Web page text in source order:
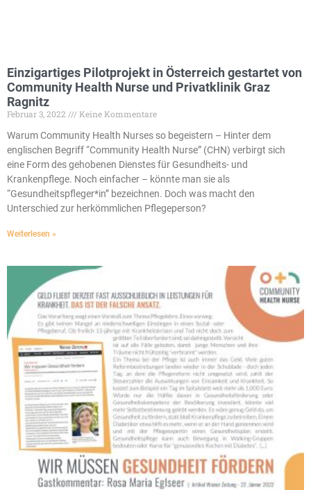
Einzigartiges Pilotprojekt in Österreich gestartet von
Community Health Nurse und Privatklinik Graz
Ragnitz
Februar 3, 2022
Keine Kommentare
Warum Community Health Nurses so begeistern – Hinter dem
englischen Begriff “Community Health Nurse” (CHN) verbirgt sich
eine Form des gehobenen Dienstes für Gesundheits- und
Krankenpflege. Noch einfacher – könnte man sie als
“Gesundheitspfleger*in” bezeichnen. Doch was macht den
Unterschied zur herkömmlichen Pflegeperson?
Weiterlesen »